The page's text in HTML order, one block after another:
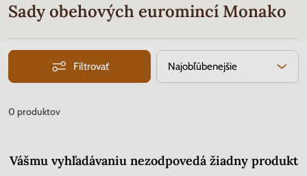
Sady obehových euromincí Monako
Filtrovať Najobľúbenejšie
0 produktov
Vášmu vyhľadávaniu nezodpovedá žiadny produkt